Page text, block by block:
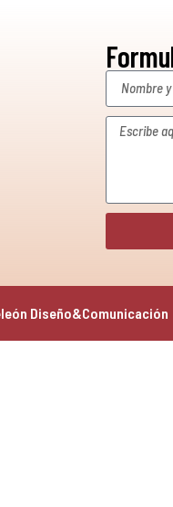
Diseño&Comunicación